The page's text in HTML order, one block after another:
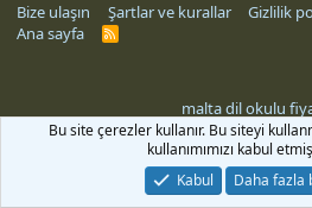
Bize ulaşın Şartlar ve kurallar Gizlilik
Ana sayfa
R
malta dil okulu
Bu site çerezler kullanır. Bu siteyi
kullanımımızı kabul
Kabul
Daha fazla